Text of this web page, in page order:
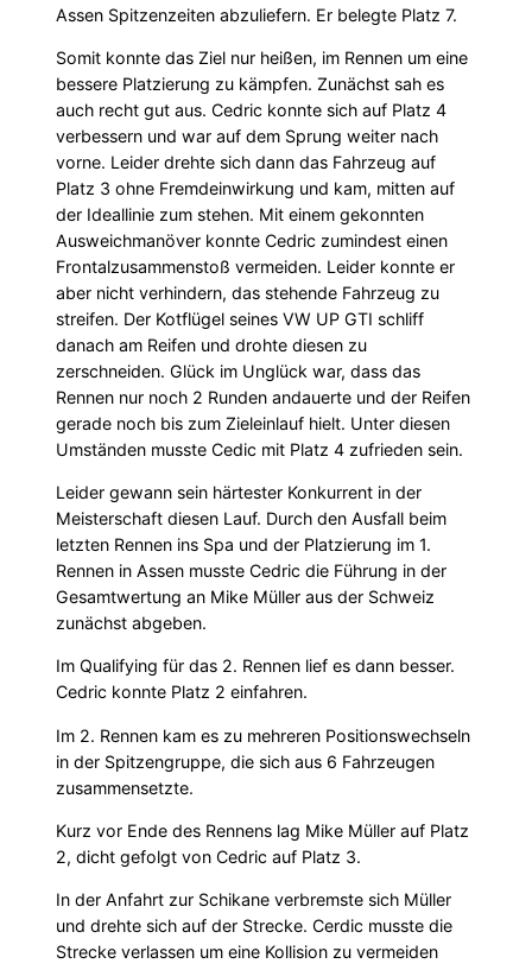
Assen Spitzenzeiten abzuliefern. Er belegte Platz 7.
Somit konnte das Ziel nur heißen, im Rennen um eine
bessere Platzierung zu kämpfen. Zunächst sah es
auch recht gut aus. Cedric konnte sich auf Platz 4
verbessern und war auf dem Sprung weiter nach
vorne. Leider drehte sich dann das Fahrzeug auf
Platz 3 ohne Fremdeinwirkung und kam, mitten auf
der Ideallinie zum stehen. Mit einem gekonnten
Ausweichmanöver konnte Cedric zumindest einen
Frontalzusammenstoß vermeiden. Leider konnte er
aber nicht verhindern, das stehende Fahrzeug zu
streifen. Der Kotflügel seines VW UP GTI schliff
danach am Reifen und drohte diesen zu
zerschneiden. Glück im Unglück war, dass das
Rennen nur noch 2 Runden andauerte und der Reifen
gerade noch bis zum Zieleinlauf hielt. Unter diesen
Umständen musste Cedic mit Platz 4 zufrieden sein.
Leider gewann sein härtester Konkurrent in der
Meisterschaft diesen Lauf. Durch den Ausfall beim
letzten Rennen ins Spa und der Platzierung im 1.
Rennen in Assen musste Cedric die Führung in der
Gesamtwertung an Mike Müller aus der Schweiz
zunächst abgeben.
Im Qualifying für das 2. Rennen lief es dann besser.
Cedric konnte Platz 2 einfahren.
Im 2. Rennen kam es zu mehreren Positionswechseln
in der Spitzengruppe, die sich aus 6 Fahrzeugen
zusammensetzte.
Kurz vor Ende des Rennens lag Mike Müller auf Platz
2, dicht gefolgt von Cedric auf Platz 3.
In der Anfahrt zur Schikane verbremste sich Müller
und drehte sich auf der Strecke. Cerdic musste die
Strecke verlassen um eine Kollision zu vermeiden